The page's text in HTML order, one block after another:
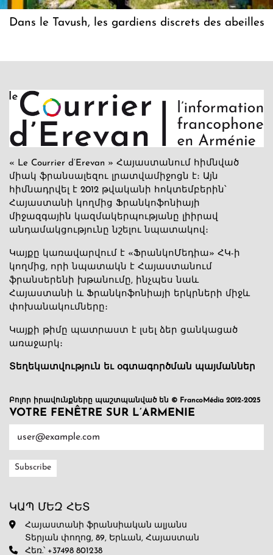
Dans le Tavush, les gardiens discrets des abeilles
« Le Courrier d’Erevan » Հայաստանում հիմնված
միակ ֆրանսալեզու լրատվամիջոցն է։ Այն
հիմնադրվել է 2012 թվականի հոկտեմբերին՝
Հայաստանի կողմից Ֆրանկոֆոնիայի
միջազգային կազմակերպությանը լիիրավ
անդամակցությունը նշելու նպատակով։
Կայքը կառավարվում է «ՖրանկոՄեդիա» ՀԿ-ի
կողմից, որի նպատակն է Հայաստանում
ֆրանսերենի խթանումը, ինչպես նաև
Հայաստանի և Ֆրանկոֆոնիայի երկրների միջև
փոխանակումները։
Կայքի թիմը պատրաստ է լսել ձեր ցանկացած
առաջարկ։
Տեղեկատվություն եւ օգտագործման պայմաններ
Բոլոր իրավունքները պաշտպանված են © FrancoMédia 2012-2025
VOTRE FENÊTRE SUR L’ARMENIE
ԿԱՊ ՄԵԶ ՀԵՏ
Հայաստանի ֆրանսիական ալյանս
Տերյան փողոց, 89, Երևան, Հայաստան
Հեռ.՝ +37498 801238